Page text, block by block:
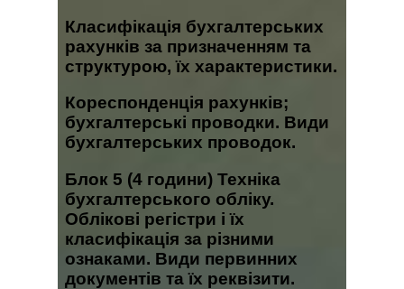
Класифікація бухгалтерських
рахунків за призначенням та
структурою, їх характеристики.
Кореспонденція рахунків;
бухгалтерські проводки. Види
бухгалтерських проводок.
Блок 5 (4 години) Техніка
бухгалтерського обліку.
Облікові регістри і їх
класифікація за різними
ознаками. Види первинних
документів та їх реквізити.